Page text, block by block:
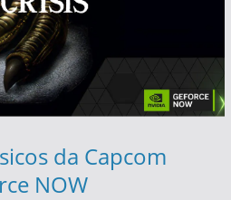
da Capcom
NOW